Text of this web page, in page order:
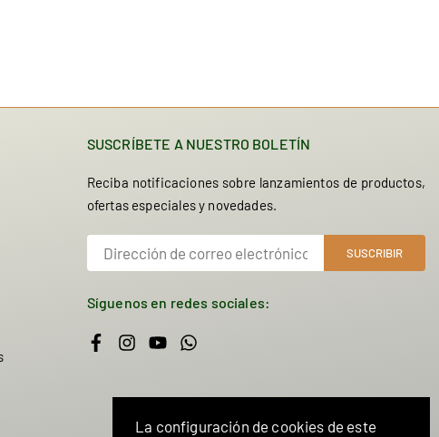
SUSCRÍBETE A NUESTRO BOLETÍN
Reciba notificaciones sobre lanzamientos de productos,
ofertas especiales y novedades.
SUSCRIBIR
Síguenos en redes sociales:
Facebook
Instagram
YouTubeWhatsapp
La configuración de cookies de este